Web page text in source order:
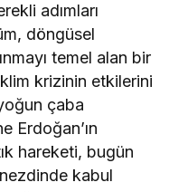
adımları
döngüsel
temel alan bir
krizinin etkilerini
çaba
Erdoğan’ın
hareketi, bugün
kabul